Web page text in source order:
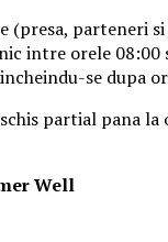
(presa, parteneri
intre orele 08:00
se dupa
partial pana la
Well